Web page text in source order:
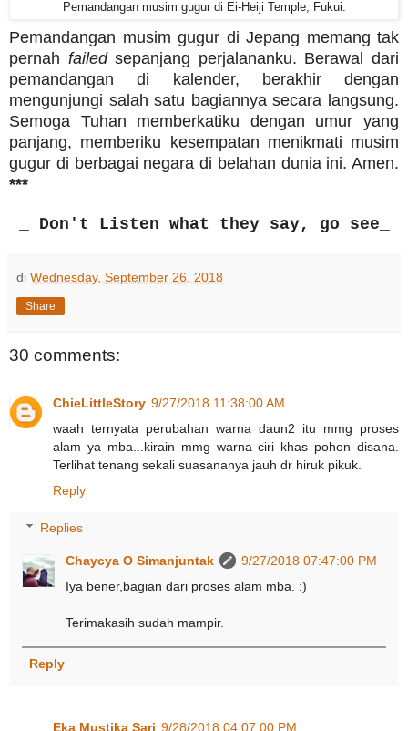
Pemandangan musim gugur di Ei-Heiji Temple, Fukui.
Pemandangan musim gugur di Jepang memang tak
pernah failedsepanjang perjalananku. Berawal dari
pemandangan di kalender, berakhir dengan
mengunjungi salah satu bagiannya secara langsung.
Semoga Tuhan memberkatiku dengan umur yang
panjang, memberiku kesempatan menikmati musim
gugur di berbagai negara di belahan dunia ini. Amen.
***
_ Don't Listen what they say, go see_
di Wednesday, September 26, 2018
Share
30 comments:
ChieLittleStory 9/27/2018 11:38:00 AM
waah ternyata perubahan warna daun2 itu mmg proses
alam ya mba...kirain mmg warna ciri khas pohon disana.
Terlihat tenang sekali suasananya jauh dr hiruk pikuk.
Reply
Replies
Chaycya O Simanjuntak
9/27/2018 07:47:00 PM
Iya bener,bagian dari proses alam mba. :)
Terimakasih sudah mampir.
Reply
Eka Mustika Sari 9/28/2018 04:07:00 PM